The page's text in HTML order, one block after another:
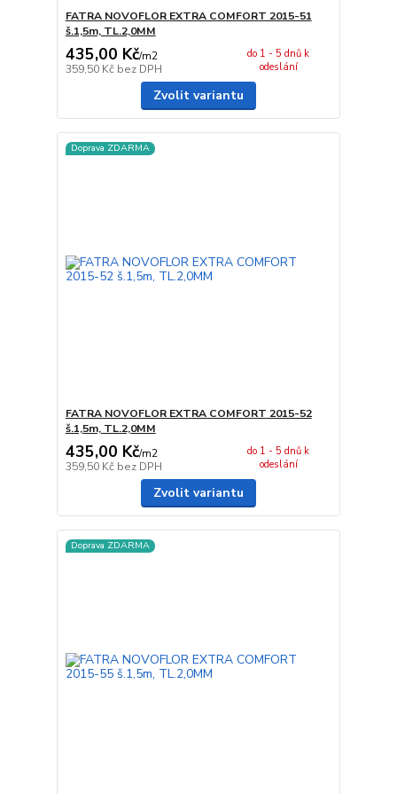
FATRA NOVOFLOR EXTRA COMFORT 2015-51
š.1,5m, TL.2,0MM
435,00 Kč/m2
359,50 Kč bez DPH
do 1 - 5 dnů k
odeslání
Zvolit variantu
Doprava ZDARMA
FATRA NOVOFLOR EXTRA COMFORT 2015-52
š.1,5m, TL.2,0MM
435,00 Kč/m2
359,50 Kč bez DPH
do 1 - 5 dnů k
odeslání
Zvolit variantu
Doprava ZDARMA